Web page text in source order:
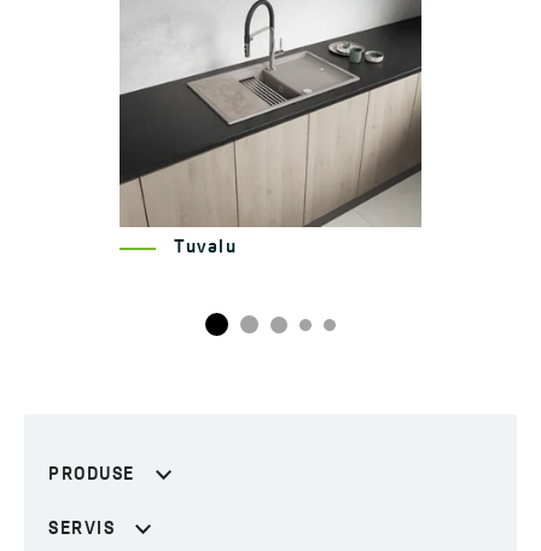
Tuvalu
PRODUSE
SERVIS